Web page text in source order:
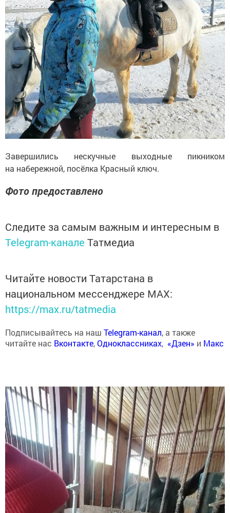
Завершились нескучные выходные пикником
на набережной, посёлка Красный ключ.
Фото предоставлено
Следите за самым важным и интересным в
Telegram-канале Татмедиа
Читайте новости Татарстана в
национальном мессенджере MАХ:
https://max.ru/tatmedia
Подписывайтесь на наш Telegram-канал, а также
читайте нас Вконтакте,Одноклассниках, «Дзен» и Макс